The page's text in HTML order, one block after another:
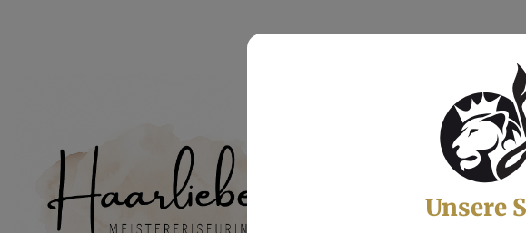
Mein kleiner und feiner
KontaktUnsere